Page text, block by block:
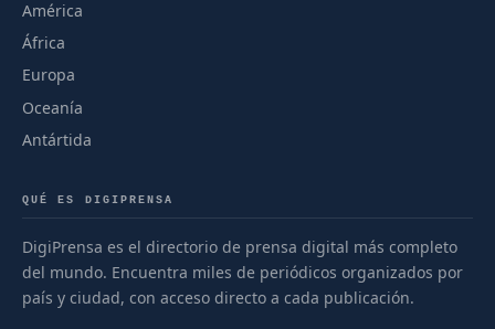
América
África
Europa
Oceanía
Antártida
QUÉ ES DIGIPRENSA
DigiPrensa es el directorio de prensa digital más completo
del mundo. Encuentra miles de periódicos organizados por
país y ciudad, con acceso directo a cada publicación.